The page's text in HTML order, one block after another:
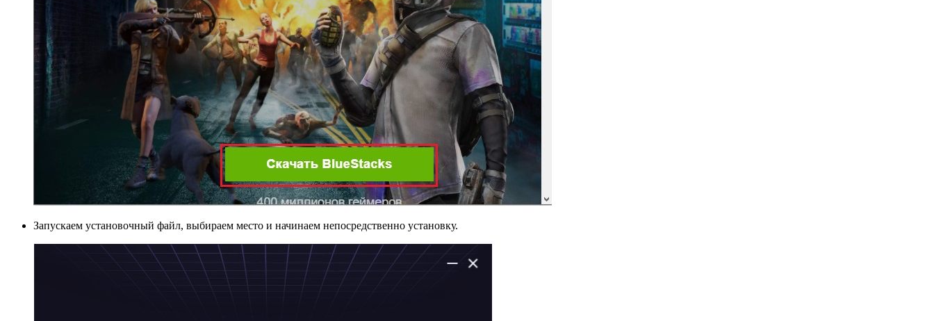
Запускаем установочный файл, выбираем место и начинаем непосредственно установку.